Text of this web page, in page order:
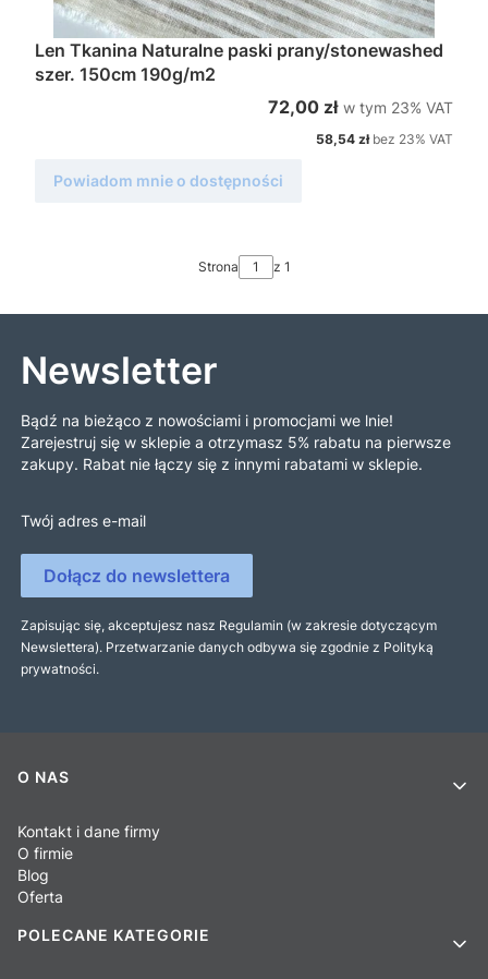
Len Tkanina Naturalne paski prany/stonewashed
szer. 150cm 190g/m2
Cena brutto
72,00 zł w tym %s VAT
w tym 23% VAT
Cena netto
58,54 zł bez 23% VAT
Powiadom mnie o dostępności
Strona z 1
Newsletter
Bądź na bieżąco z nowościami i promocjami we lnie!
Zarejestruj się w sklepie a otrzymasz 5% rabatu na pierwsze
zakupy. Rabat nie łączy się z innymi rabatami w sklepie.
Twój adres e-mail
Dołącz do newslettera
Zapisując się, akceptujesz nasz Regulamin (w zakresie dotyczącym
Newslettera). Przetwarzanie danych odbywa się zgodnie z Polityką
prywatności.
Linki w stopce
O NAS
Kontakt i dane firmy
O firmie
Blog
Oferta
POLECANE KATEGORIE